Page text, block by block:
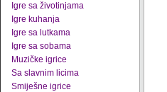
Igre sa životinjama
Igre kuhanja
Igre sa lutkama
Igre sa sobama
Muzičke igrice
Sa slavnim licima
Smiješne igrice